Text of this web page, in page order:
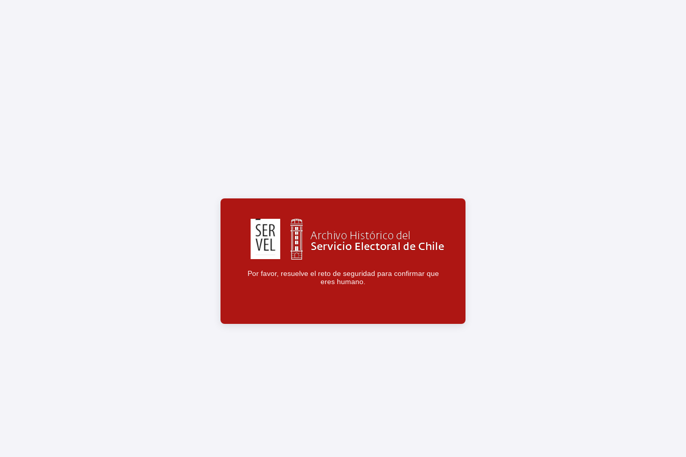
Por favor, resuelve el reto de seguridad para confirmar que
eres humano.